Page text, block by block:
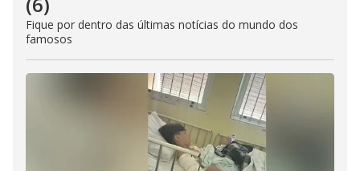
Fique por dentro das últimas notícias do mundo dos
famosos